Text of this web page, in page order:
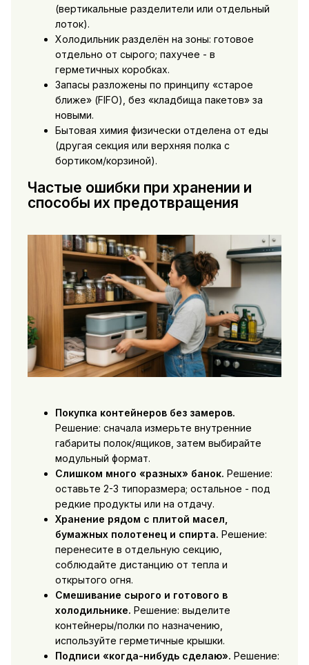
(вертикальные разделители или отдельный
лоток).
Холодильник разделён на зоны: готовое
отдельно от сырого; пахучее - в
герметичных коробках.
Запасы разложены по принципу «старое
ближе» (FIFO), без «кладбища пакетов» за
новыми.
Бытовая химия физически отделена от еды
(другая секция или верхняя полка с
бортиком/корзиной).
Частые ошибки при хранении и
способы их предотвращения
Покупка контейнеров без замеров.
Решение: сначала измерьте внутренние
габариты полок/ящиков, затем выбирайте
модульный формат.
Слишком много «разных» банок. Решение:
оставьте 2-3 типоразмера; остальное - под
редкие продукты или на отдачу.
Хранение рядом с плитой масел,
бумажных полотенец и спирта. Решение:
перенесите в отдельную секцию,
соблюдайте дистанцию от тепла и
открытого огня.
Смешивание сырого и готового в
холодильнике. Решение: выделите
контейнеры/полки по назначению,
используйте герметичные крышки.
Подписи «когда-нибудь сделаю». Решение: